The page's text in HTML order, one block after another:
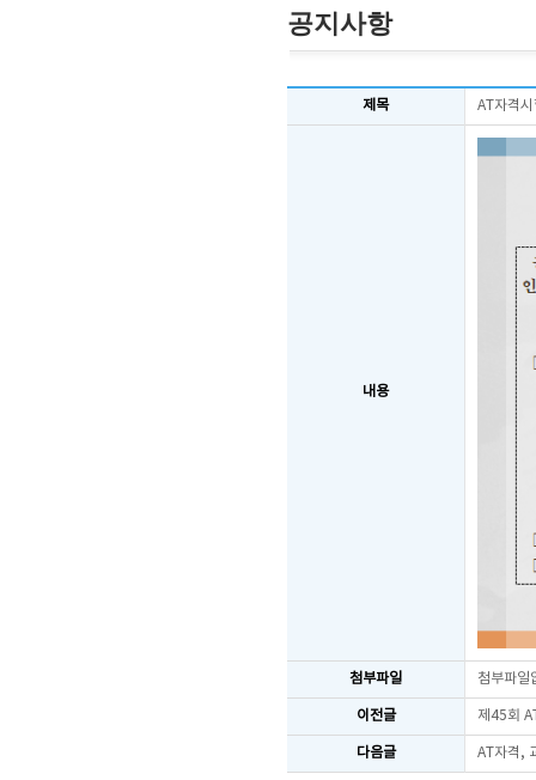
공지사항
제목 AT자격
내용
첨부파일 첨부파일
이전글 제45회
다음글 AT자격,